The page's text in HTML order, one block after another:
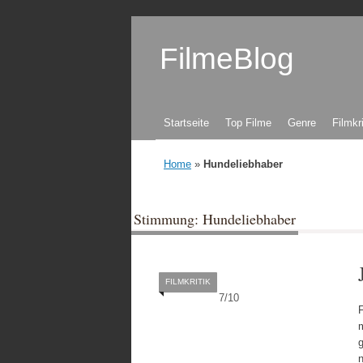
FilmeBlog
Zum Inhalt springen
Startseite Top Filme Genre
Home » Hundeliebhaber
Stimmung: Hundeliebhaber
7/10
FILMKRITIK